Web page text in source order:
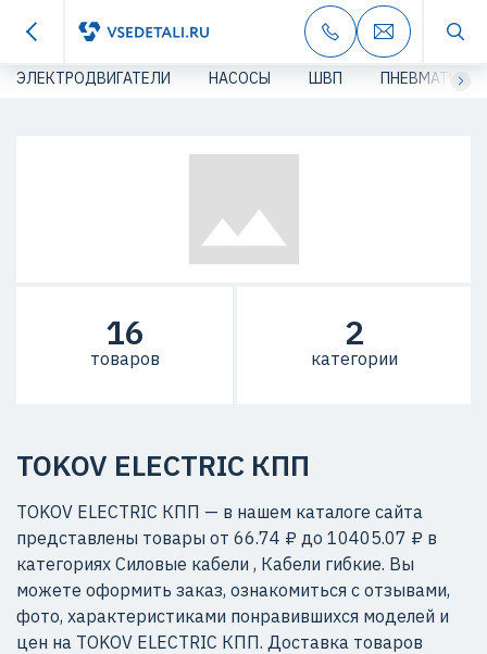
ЭЛЕКТРОДВИГАТЕЛИ НАСОСЫ ШВП ПНЕВМАТИКА
TOKOV ELECTRIC КПП
TOKOV ELECTRIC КПП — в нашем каталоге сайта
представлены товары от 66.74 ₽ до 10405.07 ₽ в
категориях Силовые кабели , Кабели гибкие. Вы
можете оформить заказ, ознакомиться с отзывами,
фото, характеристиками понравившихся моделей и
цен на TOKOV ELECTRIC КПП. Доставка товаров
16
товаров
2
категории